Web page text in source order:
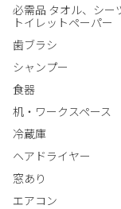
利用くださ
いませ。
※和室にお布団もご
※パジャマはご持参
※駐車場はございま
ざいます。
※博多駅や博多旧市
近所にあり便利です
（祇園駅から徒歩10分
必需品 タオル、シー
トイレットペーパー
歯ブラシ
シャンプー
食器
机・ワークスペース
冷蔵庫
ヘアドライヤー
窓あり
エアコン